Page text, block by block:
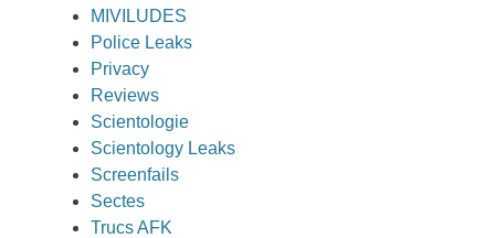
MIVILUDES
Police Leaks
Privacy
Reviews
Scientologie
Scientology Leaks
Screenfails
Sectes
Trucs AFK